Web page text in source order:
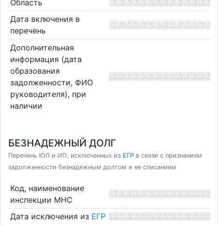
Область
Дата включения в
перечень
Дополнительная
информация (дата
образования
задолженности, ФИО
руководителя), при
наличии
БЕЗНАДЕЖНЫЙ ДОЛГ
Перечень ЮЛ и ИП, исключенных из ЕГР в связи с признанием
задолженности безнадежным долгом и ее списанием
Код, наименование
инспекции МНС
Дата исключения из ЕГР